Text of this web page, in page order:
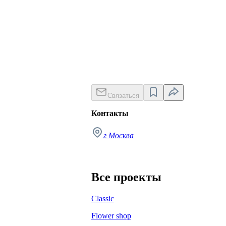
Связаться
Контакты
г Москва
Все проекты
Classic
Flower shop